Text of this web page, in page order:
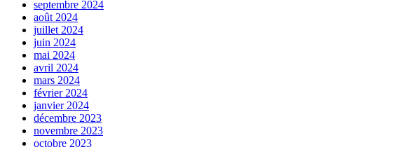
septembre 2024
août 2024
juillet 2024
juin 2024
mai 2024
avril 2024
mars 2024
février 2024
janvier 2024
décembre 2023
novembre 2023
octobre 2023